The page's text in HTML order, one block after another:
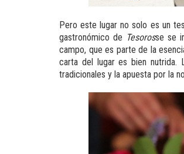
Pero este lugar no solo es un
gastronómico de Tesorosse se
campo, que es parte de la
carta del lugar es bien nutrida.
tradicionales y la apuesta por la